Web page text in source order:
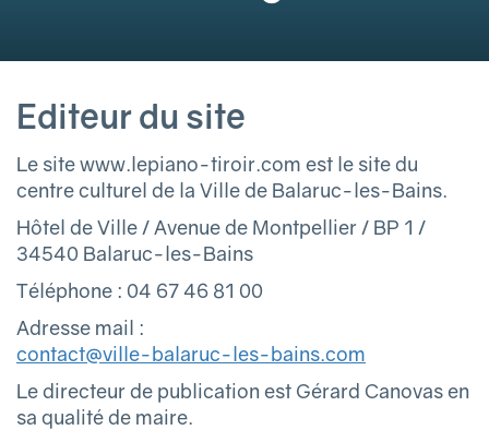
Editeur du site
Le site www.lepiano-tiroir.com est le site du
centre culturel de la Ville de Balaruc-les-Bains.
Hôtel de Ville / Avenue de Montpellier / BP 1 /
34540 Balaruc-les-Bains
Téléphone : 04 67 46 81 00
Adresse mail :
contact@ville-balaruc-les-bains.com
Le directeur de publication est Gérard Canovas en
sa qualité de maire.